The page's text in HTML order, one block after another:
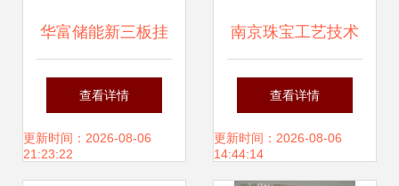
华富储能新三板挂
牌上市，专注蓄电
池技术转让与创新
查看详情
更新时间：2026-08-06
21:23:22
南京珠宝工艺技术
研究院技术转让细
则
查看详情
更新时间：2026-08-06
14:44:14